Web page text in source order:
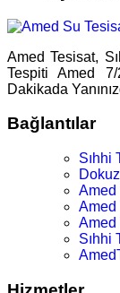
Amed Tesisat,
Tespiti Amed 7/
Dakikada
Bağlantılar
Sıhhi
Amed
Amed
Amed
Sıhhi